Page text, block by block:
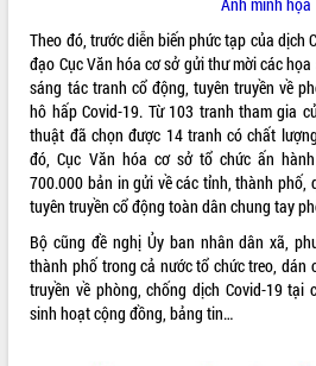
ALBUM ẢNH
LIÊN KẾT WEB
Theo đó, trước diễn biến phức tạp của dịch
đạo Cục Văn hóa cơ sở gửi thư mời các
sáng tác tranh cổ động, tuyên truyền về
hô hấp Covid-19. Từ 103 tranh tham gia
thuật đã chọn được 14 tranh có chất
đó, Cục Văn hóa cơ sở tổ chức ấn
700.000 bản in gửi về các tỉnh, thành phố,
tuyên truyền cổ động toàn dân chung tay
Bộ cũng đề nghị Ủy ban nhân dân xã,
thành phố trong cả nước tổ chức treo, dán
truyền về phòng, chống dịch Covid-19 tại
sinh hoạt cộng đồng, bảng tin…